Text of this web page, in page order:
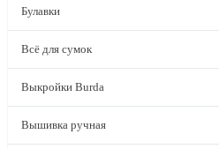
Булавки
Всё для сумок
Выкройки Burda
Вышивка ручная